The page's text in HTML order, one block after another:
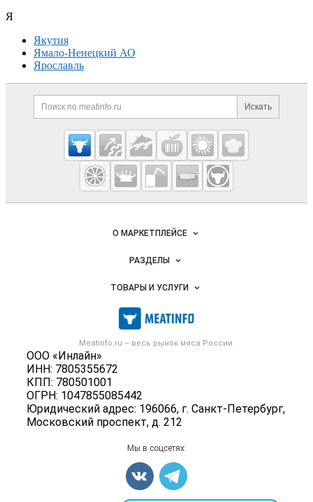
Я
Якутия
Ямало-Ненецкий АО
Ярославль
Дополнительная информация
Поиск по сайту и
Искать
Cсылки на полезные проекты
Meatinfo.ru —
мясо и
мясопродукты
Важные разделы и контакты
Meatinfo.ru – весь рынок мяса России.
ООО «Инлайн»
ИНН: 7805355672
КПП: 780501001
ОГРН: 1047855085442
Юридический адрес: 196066, г. Санкт-Петербург,
Московский проспект, д. 212
Навигация по сайтуО МАРКЕТПЛЕЙСЕ
Новости Meatinfo.ru
Размещение рекламы
Публичная оферта
Контактная информация
Политика обработки персональных данных
РАЗДЕЛЫ
Объявления
Новости рынка
Мониторинг
Вакансии
ТОВАРЫ И УСЛУГИ
Мясо, мясопродукты
Скот в живом весе
Колбасы, сосиски, деликатесы
Мясные полуфабрикаты
Мясные снеки
Яйца
Карта объявлений
Мы в соцсетях: